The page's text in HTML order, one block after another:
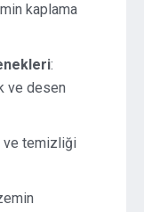
kaplama
:
ve desen
ve temizliği